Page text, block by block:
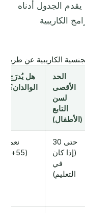
يقدم الجدول أدناه
الكاريبية
الكاريبية عن طريق
الحد
الأقصى
لسن
التابع
(الأطفال)
هل يُدرَج
الوالدان؟
حتى 30
(إذا كان
في
التعليم)
نعم
(55+)